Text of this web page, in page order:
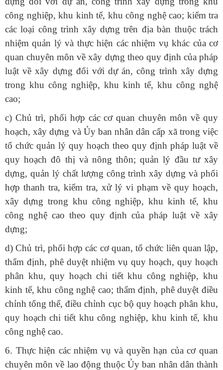
công nghiệp, khu kinh tế, khu công nghệ cao; kiểm tra
các loại công trình xây dựng trên địa bàn thuộc trách
nhiệm quản lý và thực hiện các nhiệm vụ khác của cơ
quan chuyên môn về xây dựng theo quy định của pháp
luật về xây dựng đối với dự án, công trình xây dựng
trong khu công nghiệp, khu kinh tế, khu công nghệ
cao;
c) Chủ trì, phối hợp các cơ quan chuyên môn về quy
hoạch, xây dựng và Ủy ban nhân dân cấp xã trong việc
tổ chức quản lý quy hoạch theo quy định pháp luật về
quy hoạch đô thị và nông thôn; quản lý đầu tư xây
dựng, quản lý chất lượng công trình xây dựng và phối
hợp thanh tra, kiểm tra, xử lý vi phạm về quy hoạch,
xây dựng trong khu công nghiệp, khu kinh tế, khu
công nghệ cao theo quy định của pháp luật về xây
dựng;
d) Chủ trì, phối hợp các cơ quan, tổ chức liên quan lập,
thẩm định, phê duyệt nhiệm vụ quy hoạch, quy hoạch
phân khu, quy hoạch chi tiết khu công nghiệp, khu
kinh tế, khu công nghệ cao; thẩm định, phê duyệt điều
chỉnh tổng thể, điều chỉnh cục bộ quy hoạch phân khu,
quy hoạch chi tiết khu công nghiệp, khu kinh tế, khu
công nghệ cao.
6. Thực hiện các nhiệm vụ và quyền hạn của cơ quan
chuyên môn về lao động thuộc Ủy ban nhân dân thành